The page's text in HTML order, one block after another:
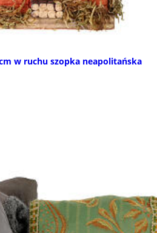
w ruchu szopka neapolitańska